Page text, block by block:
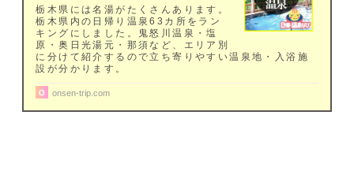
栃木県には名湯がたくさんあります。
栃木県内の日帰り温泉63カ所をラン
キングにしました。鬼怒川温泉・塩
原・奥日光湯元・那須など、エリア別
に分けて紹介するので立ち寄りやすい温泉地・入浴施
設が分かります。
onsen-trip.com